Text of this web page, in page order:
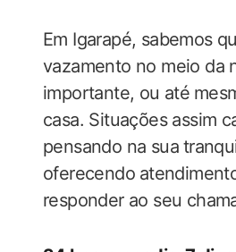
Em Igarapé, sabemos
vazamento no meio da
importante, ​ou​ até⁤
casa. Situações assim
pensando na sua⁤
oferecendo
responder ao seu